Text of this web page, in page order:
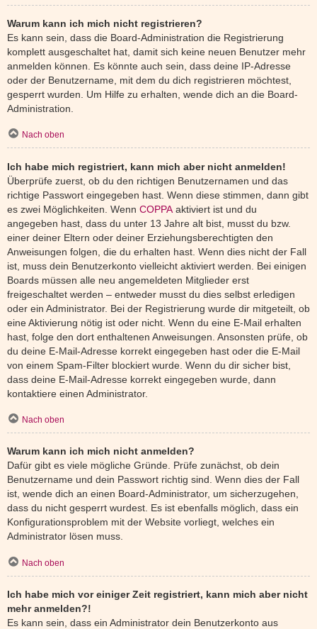
Warum kann ich mich nicht registrieren?
Es kann sein, dass die Board-Administration die Registrierung
komplett ausgeschaltet hat, damit sich keine neuen Benutzer mehr
anmelden können. Es könnte auch sein, dass deine IP-Adresse
oder der Benutzername, mit dem du dich registrieren möchtest,
gesperrt wurden. Um Hilfe zu erhalten, wende dich an die Board-
Administration.
Nach oben
Ich habe mich registriert, kann mich aber nicht anmelden!
Überprüfe zuerst, ob du den richtigen Benutzernamen und das
richtige Passwort eingegeben hast. Wenn diese stimmen, dann gibt
es zwei Möglichkeiten. Wenn COPPA aktiviert ist und du
angegeben hast, dass du unter 13 Jahre alt bist, musst du bzw.
einer deiner Eltern oder deiner Erziehungsberechtigten den
Anweisungen folgen, die du erhalten hast. Wenn dies nicht der Fall
ist, muss dein Benutzerkonto vielleicht aktiviert werden. Bei einigen
Boards müssen alle neu angemeldeten Mitglieder erst
freigeschaltet werden – entweder musst du dies selbst erledigen
oder ein Administrator. Bei der Registrierung wurde dir mitgeteilt, ob
eine Aktivierung nötig ist oder nicht. Wenn du eine E-Mail erhalten
hast, folge den dort enthaltenen Anweisungen. Ansonsten prüfe, ob
du deine E-Mail-Adresse korrekt eingegeben hast oder die E-Mail
von einem Spam-Filter blockiert wurde. Wenn du dir sicher bist,
dass deine E-Mail-Adresse korrekt eingegeben wurde, dann
kontaktiere einen Administrator.
Nach oben
Warum kann ich mich nicht anmelden?
Dafür gibt es viele mögliche Gründe. Prüfe zunächst, ob dein
Benutzername und dein Passwort richtig sind. Wenn dies der Fall
ist, wende dich an einen Board-Administrator, um sicherzugehen,
dass du nicht gesperrt wurdest. Es ist ebenfalls möglich, dass ein
Konfigurationsproblem mit der Website vorliegt, welches ein
Administrator lösen muss.
Nach oben
Ich habe mich vor einiger Zeit registriert, kann mich aber nicht
mehr anmelden?!
Es kann sein, dass ein Administrator dein Benutzerkonto aus